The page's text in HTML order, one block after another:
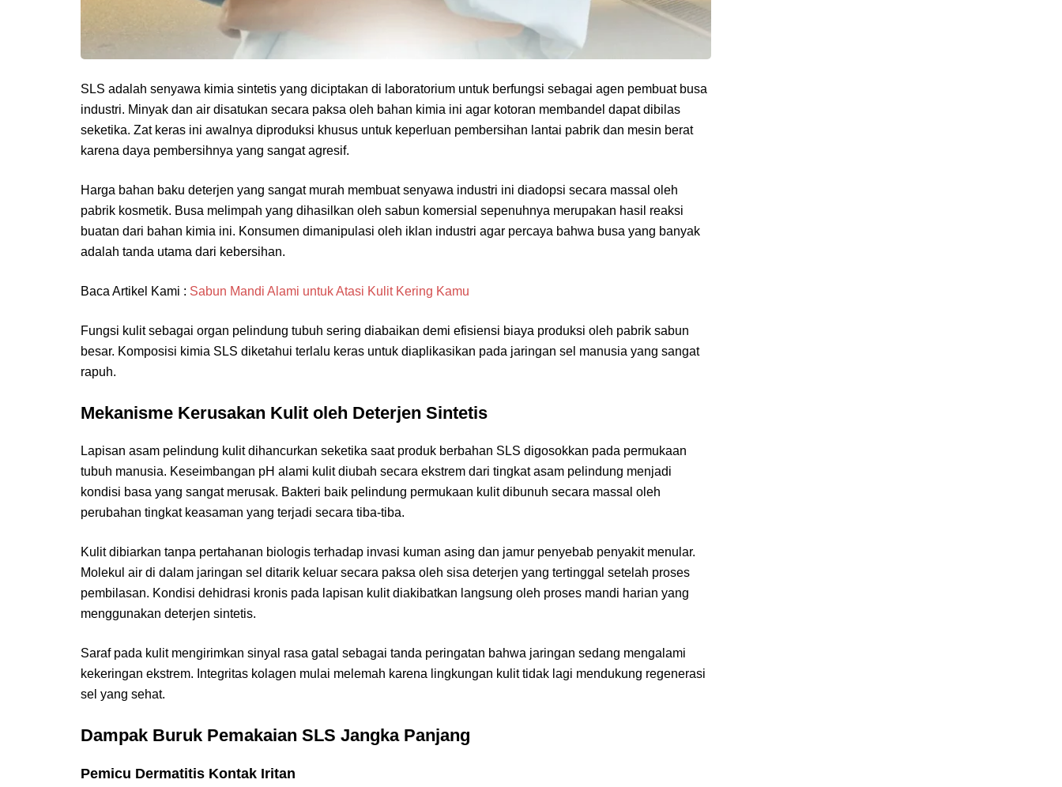
SLS adalah senyawa kimia sintetis yang diciptakan di laboratorium untuk berfungsi sebagai agen pembuat busa
industri. Minyak dan air disatukan secara paksa oleh bahan kimia ini agar kotoran membandel dapat dibilas
seketika. Zat keras ini awalnya diproduksi khusus untuk keperluan pembersihan lantai pabrik dan mesin berat
karena daya pembersihnya yang sangat agresif.
Harga bahan baku deterjen yang sangat murah membuat senyawa industri ini diadopsi secara massal oleh
pabrik kosmetik. Busa melimpah yang dihasilkan oleh sabun komersial sepenuhnya merupakan hasil reaksi
buatan dari bahan kimia ini. Konsumen dimanipulasi oleh iklan industri agar percaya bahwa busa yang banyak
adalah tanda utama dari kebersihan.
Baca Artikel Kami : Sabun Mandi Alami untuk Atasi Kulit Kering Kamu
Fungsi kulit sebagai organ pelindung tubuh sering diabaikan demi efisiensi biaya produksi oleh pabrik sabun
besar. Komposisi kimia SLS diketahui terlalu keras untuk diaplikasikan pada jaringan sel manusia yang sangat
rapuh.
Mekanisme Kerusakan Kulit oleh Deterjen Sintetis
Lapisan asam pelindung kulit dihancurkan seketika saat produk berbahan SLS digosokkan pada permukaan
tubuh manusia. Keseimbangan pH alami kulit diubah secara ekstrem dari tingkat asam pelindung menjadi
kondisi basa yang sangat merusak. Bakteri baik pelindung permukaan kulit dibunuh secara massal oleh
perubahan tingkat keasaman yang terjadi secara tiba-tiba.
Kulit dibiarkan tanpa pertahanan biologis terhadap invasi kuman asing dan jamur penyebab penyakit menular.
Molekul air di dalam jaringan sel ditarik keluar secara paksa oleh sisa deterjen yang tertinggal setelah proses
pembilasan. Kondisi dehidrasi kronis pada lapisan kulit diakibatkan langsung oleh proses mandi harian yang
menggunakan deterjen sintetis.
Saraf pada kulit mengirimkan sinyal rasa gatal sebagai tanda peringatan bahwa jaringan sedang mengalami
kekeringan ekstrem. Integritas kolagen mulai melemah karena lingkungan kulit tidak lagi mendukung regenerasi
sel yang sehat.
Dampak Buruk Pemakaian SLS Jangka Panjang
Pemicu Dermatitis Kontak Iritan